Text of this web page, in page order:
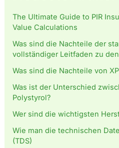
The Ultimate Guide to PIR
Value Calculations
Was sind die Nachteile der
vollständiger Leitfaden zu
Was sind die Nachteile von
Was ist der Unterschied
Polystyrol?
Wer sind die wichtigsten
Wie man die technischen
(TDS)